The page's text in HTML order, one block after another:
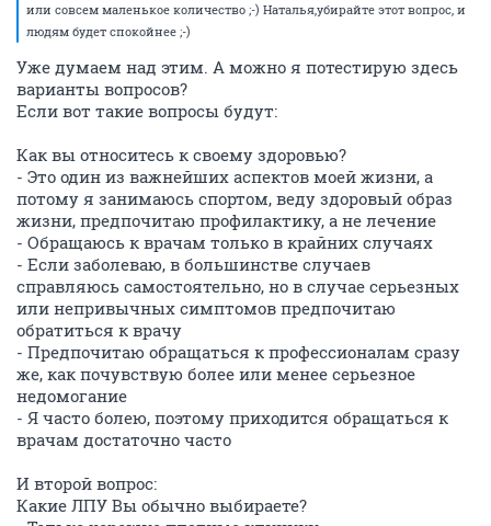
или совсем маленькое количество ;-) Наталья,убирайте этот вопрос, и
людям будет спокойнее ;-)
Уже думаем над этим. А можно я потестирую здесь
варианты вопросов?
Если вот такие вопросы будут:
Как вы относитесь к своему здоровью?
- Это один из важнейших аспектов моей жизни, а
потому я занимаюсь спортом, веду здоровый образ
жизни, предпочитаю профилактику, а не лечение
- Обращаюсь к врачам только в крайних случаях
- Если заболеваю, в большинстве случаев
справляюсь самостоятельно, но в случае серьезных
или непривычных симптомов предпочитаю
обратиться к врачу
- Предпочитаю обращаться к профессионалам сразу
же, как почувствую более или менее серьезное
недомогание
- Я часто болею, поэтому приходится обращаться к
врачам достаточно часто
И второй вопрос:
Какие ЛПУ Вы обычно выбираете?